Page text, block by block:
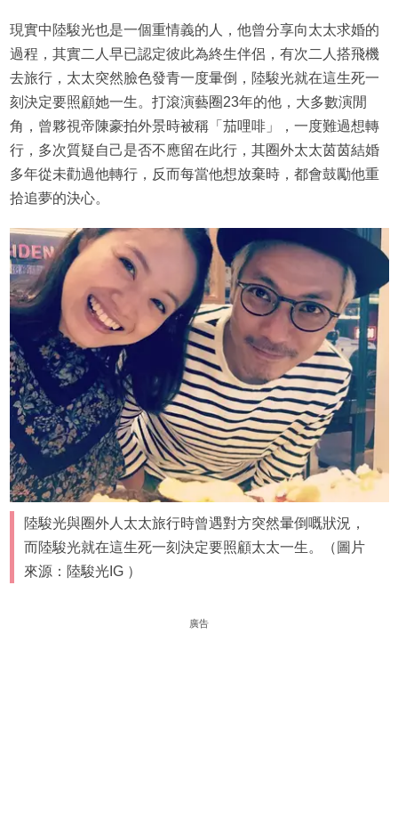
現實中陸駿光也是一個重情義的人，他曾分享向太太求婚的
過程，其實二人早已認定彼此為終生伴侶，有次二人搭飛機
去旅行，太太突然臉色發青一度暈倒，陸駿光就在這生死一
刻決定要照顧她一生。打滾演藝圈23年的他，大多數演閒
角，曾夥視帝陳豪拍外景時被稱「茄哩啡」，一度難過想轉
行，多次質疑自己是否不應留在此行，其圈外太太茵茵結婚
多年從未勸過他轉行，反而每當他想放棄時，都會鼓勵他重
拾追夢的決心。
陸駿光與圈外人太太旅行時曾遇對方突然暈倒嘅狀況，
而陸駿光就在這生死一刻決定要照顧太太一生。（圖片
來源：陸駿光IG ）
廣告